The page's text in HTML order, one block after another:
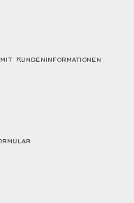
Kundeninformationen